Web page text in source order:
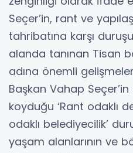
Seçer’in, rant ve
tahribatına karşı
alanda tanınan Tisan
adına önemli
Başkan Vahap
koyduğu ‘Rant odaklı
odaklı belediyecilik’
yaşam alanlarının ve